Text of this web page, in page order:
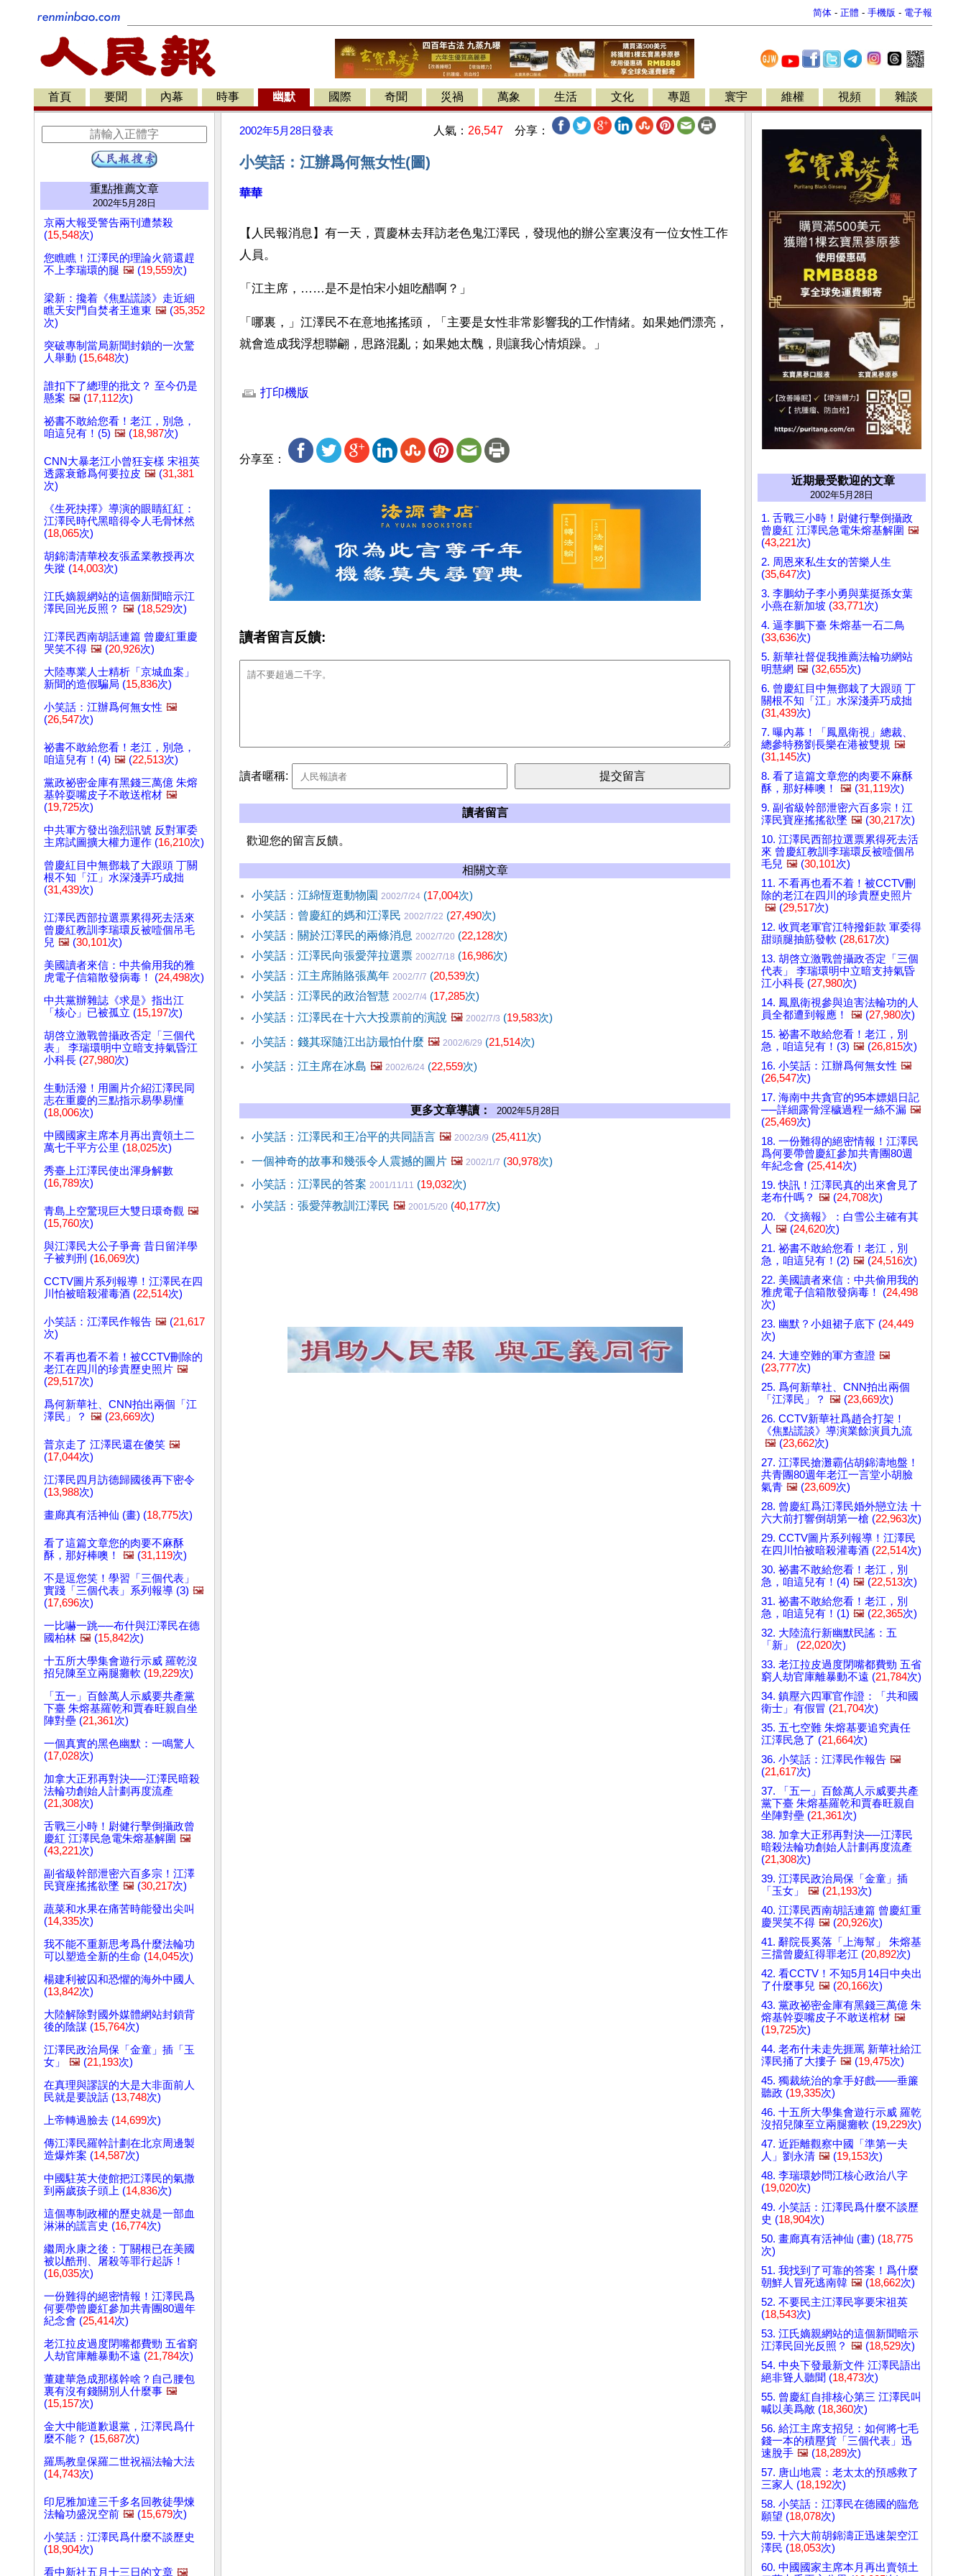
简体 - 正體 - 手機版 - 電子報
首頁 要聞 內幕 時事 幽默 國際 奇聞 災禍 萬象 生活 文化 專題 寰宇 維權 視頻 雜談
重點推薦文章
2002年5月28日
京兩大報受警告兩刊遭禁殺
(15,548次)
您瞧瞧！江澤民的理論火箭還趕
不上李瑞環的腿 🖼️ (19,559次)
梁新：攙着《焦點謊談》走近細
瞧天安門自焚者王進東 🖼️ (35,352
次)
突破專制當局新聞封鎖的一次驚
人舉動 (15,648次)
誰扣下了總理的批文？ 至今仍是
懸案 🖼️ (17,112次)
祕書不敢給您看！老江，別急，
咱這兒有！(5) 🖼️ (18,987次)
CNN大暴老江小曾狂妄樣 宋祖英
透露衰爺爲何要拉皮 🖼️ (31,381
次)
《生死抉擇》導演的眼睛紅紅：
江澤民時代黑暗得令人毛骨怵然
(18,065次)
胡錦濤清華校友張孟業教授再次
失蹤 (14,003次)
江氏嫡親網站的這個新聞暗示江
澤民回光反照？ 🖼️ (18,529次)
江澤民西南胡話連篇 曾慶紅重慶
哭笑不得 🖼️ (20,926次)
大陸專業人士精析「京城血案」
新聞的造假騙局 (15,836次)
小笑話：江辦爲何無女性 🖼️
(26,547次)
祕書不敢給您看！老江，別急，
咱這兒有！(4) 🖼️ (22,513次)
黨政祕密金庫有黑錢三萬億 朱熔
基幹耍嘴皮子不敢送棺材 🖼️
(19,725次)
中共軍方發出強烈訊號 反對軍委
主席試圖擴大權力運作 (16,210次)
曾慶紅目中無鄧栽了大跟頭 丁關
根不知「江」水深淺弄巧成拙
(31,439次)
江澤民西部拉選票累得死去活來
曾慶紅教訓李瑞環反被噎個吊毛
兒 🖼️ (30,101次)
美國讀者來信：中共偷用我的雅
虎電子信箱散發病毒！ (24,498次)
中共黨辦雜誌《求是》指出江
「核心」已被孤立 (15,197次)
胡啓立激戰曾攝政否定「三個代
表」 李瑞環明中立暗支持氣昏江
小科長 (27,980次)
生動活潑！用圖片介紹江澤民同
志在重慶的三點指示易學易懂
(18,006次)
中國國家主席本月再出賣領土二
萬七千平方公里 (18,025次)
秀臺上江澤民使出渾身解數
(16,789次)
青島上空驚現巨大雙日環奇觀 🖼️
(15,760次)
與江澤民大公子爭膏 昔日留洋學
子被判刑 (16,069次)
CCTV圖片系列報導！江澤民在四
川怕被暗殺灌毒酒 (22,514次)
小笑話：江澤民作報告 🖼️ (21,617
次)
不看再也看不着！被CCTV刪除的
老江在四川的珍貴歷史照片 🖼️
(29,517次)
爲何新華社、CNN拍出兩個「江
澤民」？ 🖼️ (23,669次)
普京走了 江澤民還在傻笑 🖼️
(17,044次)
江澤民四月訪德歸國後再下密令
(13,988次)
畫廊真有活神仙 (畫) (18,775次)
看了這篇文章您的肉要不麻酥
酥，那好棒噢！
🖼️ (31,119次)
不是逗您笑！學習「三個代表」
實踐「三個代表」系列報導 (3) 🖼️
(17,696次)
一比嚇一跳──布什與江澤民在德
國柏林 🖼️ (15,842次)
十五所大學集會遊行示威 羅乾沒
招兒陳至立兩腿癱軟 (19,229次)
「五一」百餘萬人示威要共產黨
下臺 朱熔基羅乾和賈春旺親自坐
陣對壘 (21,361次)
一個真實的黑色幽默：一鳴驚人
(17,028次)
加拿大正邪再對決──江澤民暗殺
法輪功創始人計劃再度流產
(21,308次)
舌戰三小時！尉健行擊倒攝政曾
慶紅 江澤民急電朱熔基解圍 🖼️
(43,221次)
副省級幹部泄密六百多宗！江澤
民寶座搖搖欲墜 🖼️ (30,217次)
蔬菜和水果在痛苦時能發出尖叫
(14,335次)
我不能不重新思考爲什麼法輪功
可以塑造全新的生命 (14,045次)
楊建利被囚和恐懼的海外中國人
(13,842次)
大陸解除對國外媒體網站封鎖背
後的陰謀 (15,764次)
江澤民政治局保「金童」插「玉
女」
🖼️ (21,193次)
在真理與謬誤的大是大非面前人
民就是要說話 (13,748次)
上帝轉過臉去 (14,699次)
傳江澤民羅幹計劃在北京周邊製
造爆炸案 (14,587次)
中國駐英大使館把江澤民的氣撒
到兩歲孩子頭上 (14,836次)
這個專制政權的歷史就是一部血
淋淋的謊言史 (16,774次)
繼周永康之後：丁關根已在美國
被以酷刑、屠殺等罪行起訴！
(16,035次)
一份難得的絕密情報！江澤民爲
何要帶曾慶紅參加共青團80週年
紀念會 (25,414次)
老江拉皮過度閉嘴都費勁 五省窮
人劫官庫離暴動不遠 (21,784次)
董建華急成那樣幹啥？自己腰包
裏有沒有錢關別人什麼事 🖼️
(15,157次)
金大中能道歉退黨，江澤民爲什
麼不能？ (15,687次)
羅馬教皇保羅二世祝福法輪大法
(14,743次)
印尼雅加達三千多名回教徒學煉
法輪功盛況空前 🖼️ (15,679次)
小笑話：江澤民爲什麼不談歷史
(18,904次)
看中新社五月十三日的文章 🖼️
2002年5月28日發表 人氣： 26,547 分享：
小笑話：江辦爲何無女性(圖)
華華
【人民報消息】有一天，賈慶林去拜訪老色鬼江澤民，發現他的辦公室裏沒有一位女性工作
人員。
「江主席，……是不是怕宋小姐吃醋啊？」
「哪裏，」江澤民不在意地搖搖頭，「主要是女性非常影響我的工作情緒。如果她們漂亮，
就會造成我浮想聯翩，思路混亂；如果她太醜，則讓我心情煩躁。」
打印機版
分享至：
讀者留言反饋:
讀者暱稱:
讀者留言
歡迎您的留言反饋。
相關文章
小笑話：江綿恆逛動物園 2002/7/24 (17,004次)
小笑話：曾慶紅的媽和江澤民 2002/7/22 (27,490次)
小笑話：關於江澤民的兩條消息 2002/7/20 (22,128次)
小笑話：江澤民向張愛萍拉選票 2002/7/18 (16,986次)
小笑話：江主席賄賂張萬年 2002/7/7 (20,539次)
小笑話：江澤民的政治智慧 2002/7/4 (17,285次)
小笑話：江澤民在十六大投票前的演說 🖼️ 2002/7/3 (19,583次)
小笑話：錢其琛隨江出訪最怕什麼 🖼️ 2002/6/29 (21,514次)
小笑話：江主席在冰島 🖼️ 2002/6/24 (22,559次)
更多文章導讀： 2002年5月28日
小笑話：江澤民和王冶平的共同語言 🖼️ 2002/3/9 (25,411次)
一個神奇的故事和幾張令人震撼的圖片 🖼️ 2002/1/7 (30,978次)
小笑話：江澤民的答案 2001/11/11 (19,032次)
小笑話：張愛萍教訓江澤民 🖼️ 2001/5/20 (40,177次)
近期最受歡迎的文章
2002年5月28日
1. 舌戰三小時！尉健行擊倒攝政
曾慶紅 江澤民急電朱熔基解圍 🖼️
(43,221次)
2. 周恩來私生女的苦樂人生
(35,647次)
3. 李鵬幼子李小勇與葉挺孫女葉
小燕在新加坡 (33,771次)
4. 逼李鵬下臺 朱熔基一石二鳥
(33,636次)
5. 新華社督促我推薦法輪功網站
明慧網 🖼️ (32,655次)
6. 曾慶紅目中無鄧栽了大跟頭 丁
關根不知「江」水深淺弄巧成拙
(31,439次)
7. 曝內幕！「鳳凰衛視」總裁、
總參特務劉長樂在港被雙規 🖼️
(31,145次)
8. 看了這篇文章您的肉要不麻酥
酥，那好棒噢！
🖼️ (31,119次)
9. 副省級幹部泄密六百多宗！江
澤民寶座搖搖欲墜 🖼️ (30,217次)
10. 江澤民西部拉選票累得死去活
來 曾慶紅教訓李瑞環反被噎個吊
毛兒 🖼️ (30,101次)
11. 不看再也看不着！被CCTV刪
除的老江在四川的珍貴歷史照片
🖼️ (29,517次)
12. 收買老軍官江特撥鉅款 軍委得
甜頭腿抽筋發軟 (28,617次)
13. 胡啓立激戰曾攝政否定「三個
代表」 李瑞環明中立暗支持氣昏
江小科長 (27,980次)
14. 鳳凰衛視參與迫害法輪功的人
員全都遭到報應！
🖼️ (27,980次)
15. 祕書不敢給您看！老江，別
急，咱這兒有！(3) 🖼️ (26,815次)
16. 小笑話：江辦爲何無女性 🖼️
(26,547次)
17. 海南中共貪官的95本嫖娼日記
──詳細露骨淫穢過程一絲不漏 🖼️
(25,469次)
18. 一份難得的絕密情報！江澤民
爲何要帶曾慶紅參加共青團80週
年紀念會 (25,414次)
19. 快訊！江澤民真的出來會見了
老布什嗎？ 🖼️ (24,708次)
20. 《文摘報》：白雪公主確有其
人 🖼️ (24,620次)
21. 祕書不敢給您看！老江，別
急，咱這兒有！(2) 🖼️ (24,516次)
22. 美國讀者來信：中共偷用我的
雅虎電子信箱散發病毒！ (24,498
次)
23. 幽默？小姐裙子底下 (24,449
次)
24. 大連空難的軍方查證 🖼️
(23,777次)
25. 爲何新華社、CNN拍出兩個
「江澤民」？ 🖼️ (23,669次)
26. CCTV新華社爲趙合打架！
《焦點謊談》導演業餘演員九流
🖼️ (23,662次)
27. 江澤民搶灘霸佔胡錦濤地盤！
共青團80週年老江一言堂小胡臉
氣青 🖼️ (23,609次)
28. 曾慶紅爲江澤民婚外戀立法 十
六大前打響倒胡第一槍 (22,963次)
29. CCTV圖片系列報導！江澤民
在四川怕被暗殺灌毒酒 (22,514次)
30. 祕書不敢給您看！老江，別
急，咱這兒有！(4) 🖼️ (22,513次)
31. 祕書不敢給您看！老江，別
急，咱這兒有！(1) 🖼️ (22,365次)
32. 大陸流行新幽默民謠：五
「新」 (22,020次)
33. 老江拉皮過度閉嘴都費勁 五省
窮人劫官庫離暴動不遠 (21,784次)
34. 鎮壓六四軍官作證：「共和國
衛士」有假冒 (21,704次)
35. 五七空難 朱熔基要追究責任
江澤民急了 (21,664次)
36. 小笑話：江澤民作報告 🖼️
(21,617次)
37. 「五一」百餘萬人示威要共產
黨下臺 朱熔基羅乾和賈春旺親自
坐陣對壘 (21,361次)
38. 加拿大正邪再對決──江澤民
暗殺法輪功創始人計劃再度流產
(21,308次)
39. 江澤民政治局保「金童」插
「玉女」
🖼️ (21,193次)
40. 江澤民西南胡話連篇 曾慶紅重
慶哭笑不得 🖼️ (20,926次)
41. 辭院長奚落「上海幫」 朱熔基
三擋曾慶紅得罪老江 (20,892次)
42. 看CCTV！不知5月14日中央出
了什麼事兒 🖼️ (20,166次)
43. 黨政祕密金庫有黑錢三萬億 朱
熔基幹耍嘴皮子不敢送棺材 🖼️
(19,725次)
44. 老布什未走先捱罵 新華社給江
澤民捅了大摟子 🖼️ (19,475次)
45. 獨裁統治的拿手好戲——垂簾
聽政 (19,335次)
46. 十五所大學集會遊行示威 羅乾
沒招兒陳至立兩腿癱軟 (19,229次)
47. 近距離觀察中國「準第一夫
人」劉永清 🖼️ (19,153次)
48. 李瑞環妙問江核心政治八字
(19,020次)
49. 小笑話：江澤民爲什麼不談歷
史 (18,904次)
50. 畫廊真有活神仙 (畫) (18,775
次)
51. 我找到了可靠的答案！爲什麼
朝鮮人冒死逃南韓 🖼️ (18,662次)
52. 不要民主江澤民寧要宋祖英
(18,543次)
53. 江氏嫡親網站的這個新聞暗示
江澤民回光反照？ 🖼️ (18,529次)
54. 中央下發最新文件 江澤民語出
絕非聳人聽聞 (18,473次)
55. 曾慶紅自排核心第三 江澤民叫
喊以美爲敵 (18,360次)
56. 給江主席支招兒：如何將七毛
錢一本的積壓貨「三個代表」迅
速脫手 🖼️ (18,289次)
57. 唐山地震：老太太的預感救了
三家人 (18,192次)
58. 小笑話：江澤民在德國的臨危
願望 (18,078次)
59. 十六大前胡錦濤正迅速架空江
澤民 (18,053次)
60. 中國國家主席本月再出賣領土